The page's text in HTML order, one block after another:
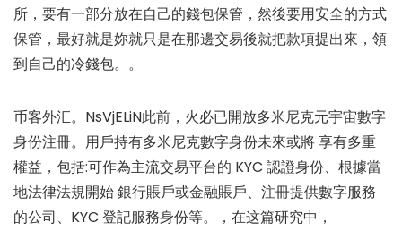
所，要有一部分放在自己的錢包保管，然後要用安全的方式
保管，最好就是妳就只是在那邊交易後就把款項提出來，領
到自己的冷錢包。。
币客外汇。NsVjELiN此前，火必已開放多米尼克元宇宙數字
身份注冊。用戶持有多米尼克數字身份未來或將 享有多重
權益，包括:可作為主流交易平台的 KYC 認證身份、根據當
地法律法規開始 銀行賬戶或金融賬戶、注冊提供數字服務
的公司、KYC 登記服務身份等。，在这篇研究中，